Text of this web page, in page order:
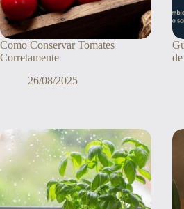
Como Conservar Tomates
Corretamente
26/08/2025